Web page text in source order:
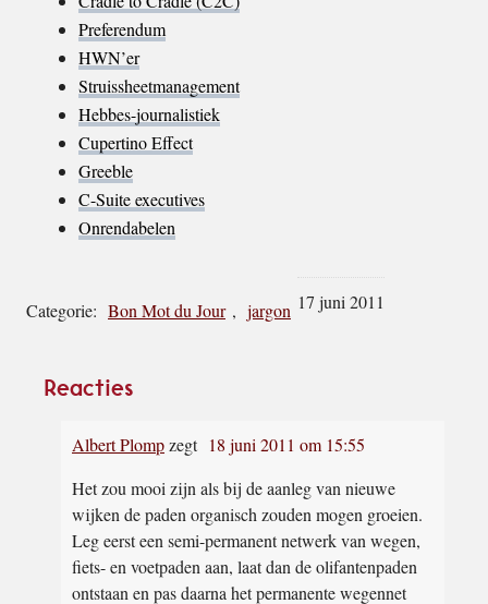
Preferendum
HWN’er
Struissheetmanagement
Hebbes-journalistiek
Cupertino Effect
Greeble
C-Suite executives
Onrendabelen
Categorie: Bon Mot du Jour , jargon 17 juni 2011
Interacties
Reacties
Albert Plompzegt 18 juni 2011 om 15:55
Het zou mooi zijn als bij de aanleg van nieuwe
wijken de paden organisch zouden mogen groeien.
Leg eerst een semi-permanent netwerk van wegen,
fiets- en voetpaden aan, laat dan de olifantenpaden
ontstaan en pas daarna het permanente wegennet